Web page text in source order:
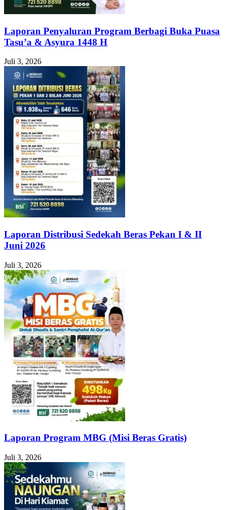
Laporan Penyaluran Program Berbagi Buka Puasa
Tasu’a & Asyura 1448 H
Juli 3, 2026
Laporan Distribusi Sedekah Beras Pekan I & II
Juni 2026
Juli 3, 2026
Laporan Program MBG (Misi Beras Gratis)
Juli 3, 2026